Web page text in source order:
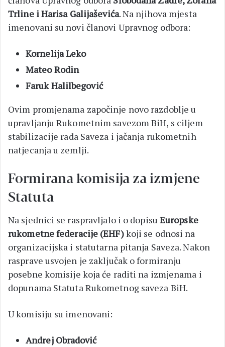
Trline i Harisa Galijaševića. Na njihova mjesta
imenovani su novi članovi Upravnog odbora:
Kornelija Leko
Mateo Rodin
Faruk Halilbegović
Ovim promjenama započinje novo razdoblje u
upravljanju Rukometnim savezom BiH, s ciljem
stabilizacije rada Saveza i jačanja rukometnih
natjecanja u zemlji.
Formirana komisija za izmjene
Statuta
Na sjednici se raspravljalo i o dopisu Europske
rukometne federacije (EHF)koji se odnosi na
organizacijska i statutarna pitanja Saveza. Nakon
rasprave usvojen je zaključak o formiranju
posebne komisije koja će raditi na izmjenama i
dopunama Statuta Rukometnog saveza BiH.
U komisiju su imenovani:
Andrej Obradović